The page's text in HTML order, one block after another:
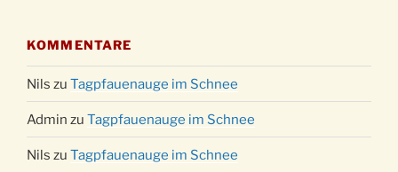
KOMMENTARE
Nils zu Tagpfauenauge im Schnee
Admin zu Tagpfauenauge im Schnee
Nils zu Tagpfauenauge im Schnee